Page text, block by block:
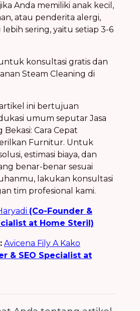
Anda memiliki anak kecil,
atau penderita alergi,
sering, yaitu setiap 3-6
konsultasi gratis dan
Steam Cleaning di
artikel ini bertujuan
umum seputar Jasa
Cara Cepat
Furnitur. Untuk
estimasi biaya, dan
benar-benar sesuai
lakukan konsultasi
tim profesional kami.
(Co-Founder &
at Home Steril)
Avicena Fily A Kako
& SEO Specialist at